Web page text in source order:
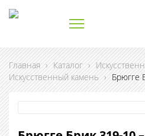
Главная › Каталог ›
Искусственный камень › Брюгге